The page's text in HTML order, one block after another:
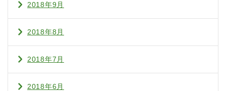
2018年9月
2018年8月
2018年7月
2018年6月